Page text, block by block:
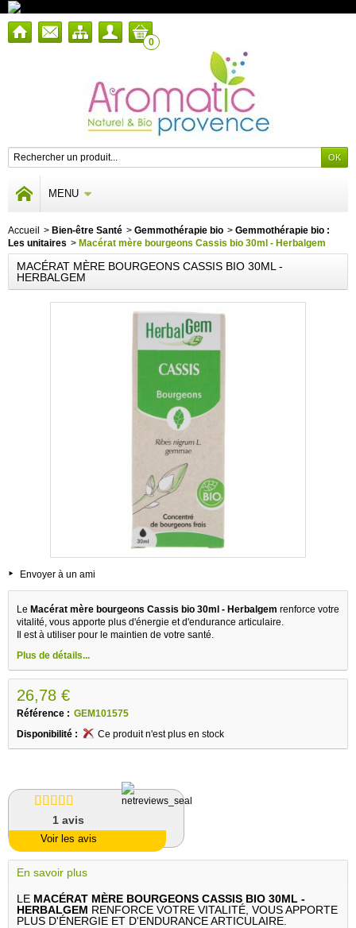
0
MENU
Accueil > Bien-être Santé > Gemmothérapie bio > Gemmothérapie bio :
Les unitaires > Macérat mère bourgeons Cassis bio 30ml - Herbalgem
MACÉRAT MÈRE BOURGEONS CASSIS BIO 30ML -
HERBALGEM
Envoyer à un ami
Le Macérat mère bourgeons Cassis bio 30ml - Herbalgem renforce votre
vitalité, vous apporte plus d'énergie et d'endurance articulaire.
Il est à utiliser pour le maintien de votre santé.
Plus de détails...
26,78 €
Référence : GEM101575
Disponibilité :
Ce produit n'est plus en stock
1 avis
Voir les avis
En savoir plus
LE MACÉRAT MÈRE BOURGEONS CASSIS BIO 30ML -
HERBALGEM RENFORCE VOTRE VITALITÉ, VOUS APPORTE
PLUS D'ÉNERGIE ET D'ENDURANCE ARTICULAIRE.